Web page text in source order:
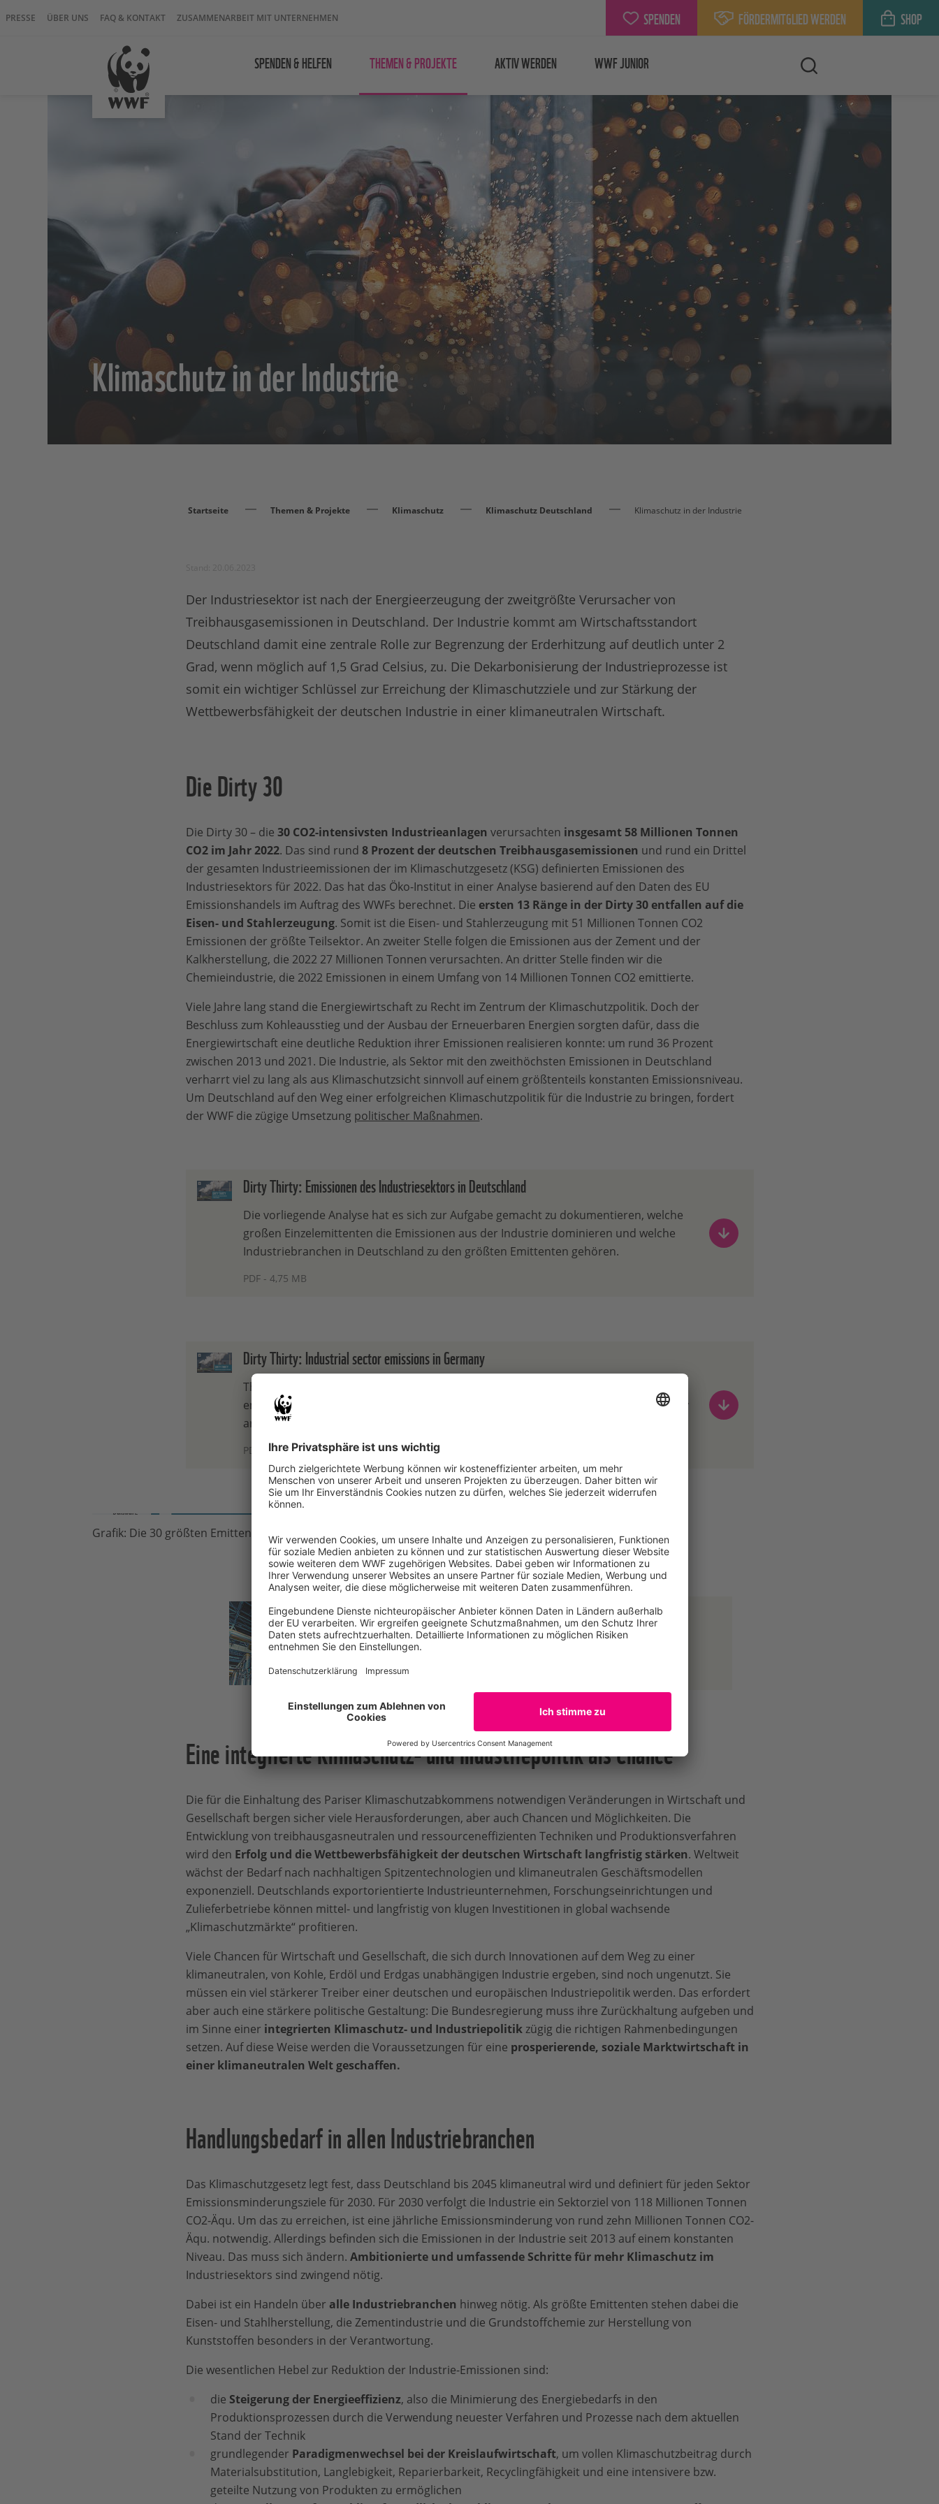
PRESSE ÜBER UNS FAQ & KONTAKT ZUSAMMENARBEIT MIT UNTERNEHMEN SPENDEN FÖRDERMITGLIED WERDEN SHOP
SPENDEN & HELFEN THEMEN & PROJEKTE AKTIV WERDEN WWF JUNIOR
Klimaschutz in der Industrie
Startseite Themen & Projekte Klimaschutz Klimaschutz Deutschland Klimaschutz in der Industrie
Der Industriesektor ist nach der Energieerzeugung der zweitgrößte Verursacher von
Treibhausgasemissionen in Deutschland. Der Industrie kommt am Wirtschaftsstandort
Deutschland damit eine zentrale Rolle zur Begrenzung der Erderhitzung auf deutlich unter 2
Grad, wenn möglich auf 1,5 Grad Celsius, zu. Die Dekarbonisierung der Industrieprozesse ist
somit ein wichtiger Schlüssel zur Erreichung der Klimaschutzziele und zur Stärkung der
Wettbewerbsfähigkeit der deutschen Industrie in einer klimaneutralen Wirtschaft.
Die Dirty 30
Die Dirty 30 – die 30 CO2-intensivsten Industrieanlagen verursachten insgesamt 58 Millionen Tonnen
CO2 im Jahr 2022. Das sind rund 8 Prozent der deutschen Treibhausgasemissionen und rund ein Drittel
der gesamten Industrieemissionen der im Klimaschutzgesetz (KSG) definierten Emissionen des
Industriesektors für 2022. Das hat das Öko-Institut in einer Analyse basierend auf den Daten des EU
Emissionshandels im Auftrag des WWFs berechnet. Die ersten 13 Ränge in der Dirty 30 entfallen auf die
Eisen- und Stahlerzeugung. Somit ist die Eisen- und Stahlerzeugung mit 51 Millionen Tonnen CO2
Emissionen der größte Teilsektor. An zweiter Stelle folgen die Emissionen aus der Zement und der
Kalkherstellung, die 2022 27 Millionen Tonnen verursachten. An dritter Stelle finden wir die
Chemieindustrie, die 2022 Emissionen in einem Umfang von 14 Millionen Tonnen CO2 emittierte.
Viele Jahre lang stand die Energiewirtschaft zu Recht im Zentrum der Klimaschutzpolitik. Doch der
Beschluss zum Kohleausstieg und der Ausbau der Erneuerbaren Energien sorgten dafür, dass die
Energiewirtschaft eine deutliche Reduktion ihrer Emissionen realisieren konnte: um rund 36 Prozent
zwischen 2013 und 2021. Die Industrie, als Sektor mit den zweithöchsten Emissionen in Deutschland
verharrt viel zu lang als aus Klimaschutzsicht sinnvoll auf einem größtenteils konstanten Emissionsniveau.
Um Deutschland auf den Weg einer erfolgreichen Klimaschutzpolitik für die Industrie zu bringen, fordert
der WWF die zügige Umsetzung politischer Maßnahmen.
Dirty Thirty: Emissionen des Industriesektors in Deutschland
Die vorliegende Analyse hat es sich zur Aufgabe gemacht zu dokumentieren, welche
großen Einzelemittenten die Emissionen aus der Industrie dominieren und welche
Industriebranchen in Deutschland zu den größten Emittenten gehören.
PDF - 4,75 MB
Dirty Thirty: Industrial sector emissions in Germany
The present analysis has set itself the task of documenting which large individual
emitters dominate emissions from industry and which industrial sectors in Germany
are among the largest emitters.
PDF - 4,75 MB
Grafik: Die 30 größten Emittenten der Industrie © WWF
WWF-Podcast
Eine integrierte Klimaschutz- und Industriepolitik als Chance
Die für die Einhaltung des Pariser Klimaschutzabkommens notwendigen Veränderungen in Wirtschaft und
Gesellschaft bergen sicher viele Herausforderungen, aber auch Chancen und Möglichkeiten. Die
Entwicklung von treibhausgasneutralen und ressourceneffizienten Techniken und Produktionsverfahren
wird den Erfolg und die Wettbewerbsfähigkeit der deutschen Wirtschaft langfristig stärken. Weltweit
wächst der Bedarf nach nachhaltigen Spitzentechnologien und klimaneutralen Geschäftsmodellen
exponenziell. Deutschlands exportorientierte Industrieunternehmen, Forschungseinrichtungen und
Zulieferbetriebe können mittel- und langfristig von klugen Investitionen in global wachsende
„Klimaschutzmärkte“ profitieren.
Viele Chancen für Wirtschaft und Gesellschaft, die sich durch Innovationen auf dem Weg zu einer
klimaneutralen, von Kohle, Erdöl und Erdgas unabhängigen Industrie ergeben, sind noch ungenutzt. Sie
müssen ein viel stärkerer Treiber einer deutschen und europäischen Industriepolitik werden. Das erfordert
aber auch eine stärkere politische Gestaltung: Die Bundesregierung muss ihre Zurückhaltung aufgeben und
im Sinne einer integrierten Klimaschutz- und Industriepolitikzügig die richtigen Rahmenbedingungen
setzen. Auf diese Weise werden die Voraussetzungen für eine prosperierende, soziale Marktwirtschaft in
einer klimaneutralen Welt geschaffen.
Handlungsbedarf in allen Industriebranchen
Das Klimaschutzgesetz legt fest, dass Deutschland bis 2045 klimaneutral wird und definiert für jeden Sektor
Emissionsminderungsziele für 2030. Für 2030 verfolgt die Industrie ein Sektorziel von 118 Millionen Tonnen
CO2-Äqu. Um das zu erreichen, ist eine jährliche Emissionsminderung von rund zehn Millionen Tonnen CO2-
Äqu. notwendig. Allerdings befinden sich die Emissionen in der Industrie seit 2013 auf einem konstanten
Niveau. Das muss sich ändern. Ambitionierte und umfassende Schritte für mehr Klimaschutz im
Industriesektors sind zwingend nötig.
Dabei ist ein Handeln über alle Industriebranchen hinweg nötig. Als größte Emittenten stehen dabei die
Eisen- und Stahlherstellung, die Zementindustrie und die Grundstoffchemie zur Herstellung von
Kunststoffen besonders in der Verantwortung.
Die wesentlichen Hebel zur Reduktion der Industrie-Emissionen sind:
die Steigerung der Energieeffizienz, also die Minimierung des Energiebedarfs in den
Produktionsprozessen durch die Verwendung neuester Verfahren und Prozesse nach dem aktuellen
Stand der Technik
grundlegender Paradigmenwechsel bei der Kreislaufwirtschaft, um vollen Klimaschutzbeitrag durch
Materialsubstitution, Langlebigkeit, Reparierbarkeit, Recyclingfähigkeit und eine intensivere bzw.
geteilte Nutzung von Produkten zu ermöglichen